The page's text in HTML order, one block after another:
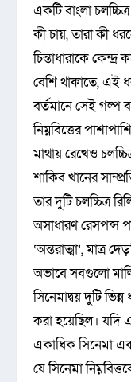
একটি বাংলা
কী চায়, তারা কী
চিন্তাধারাকে
বেশি থাকাতে, এই
বর্তমানে সেই গল্প
নিম্নবিত্তের
মাথায় রেখেও
শাকিব খানের
তার দুটি চলচ্চিত্র
অসাধারণ রেসপন্স
‘অন্তরাত্মা’, মাত্র
অভাবে সবগুলো
সিনেমাদ্বয় দুটি
করা হয়েছিল। যদি
একাধিক সিনেমা
যে সিনেমা